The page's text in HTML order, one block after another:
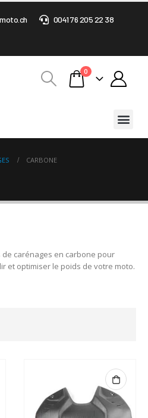
0041 76 205 22 38
0
CARBONE
de carénages en carbone pour
et optimiser le poids de votre moto.